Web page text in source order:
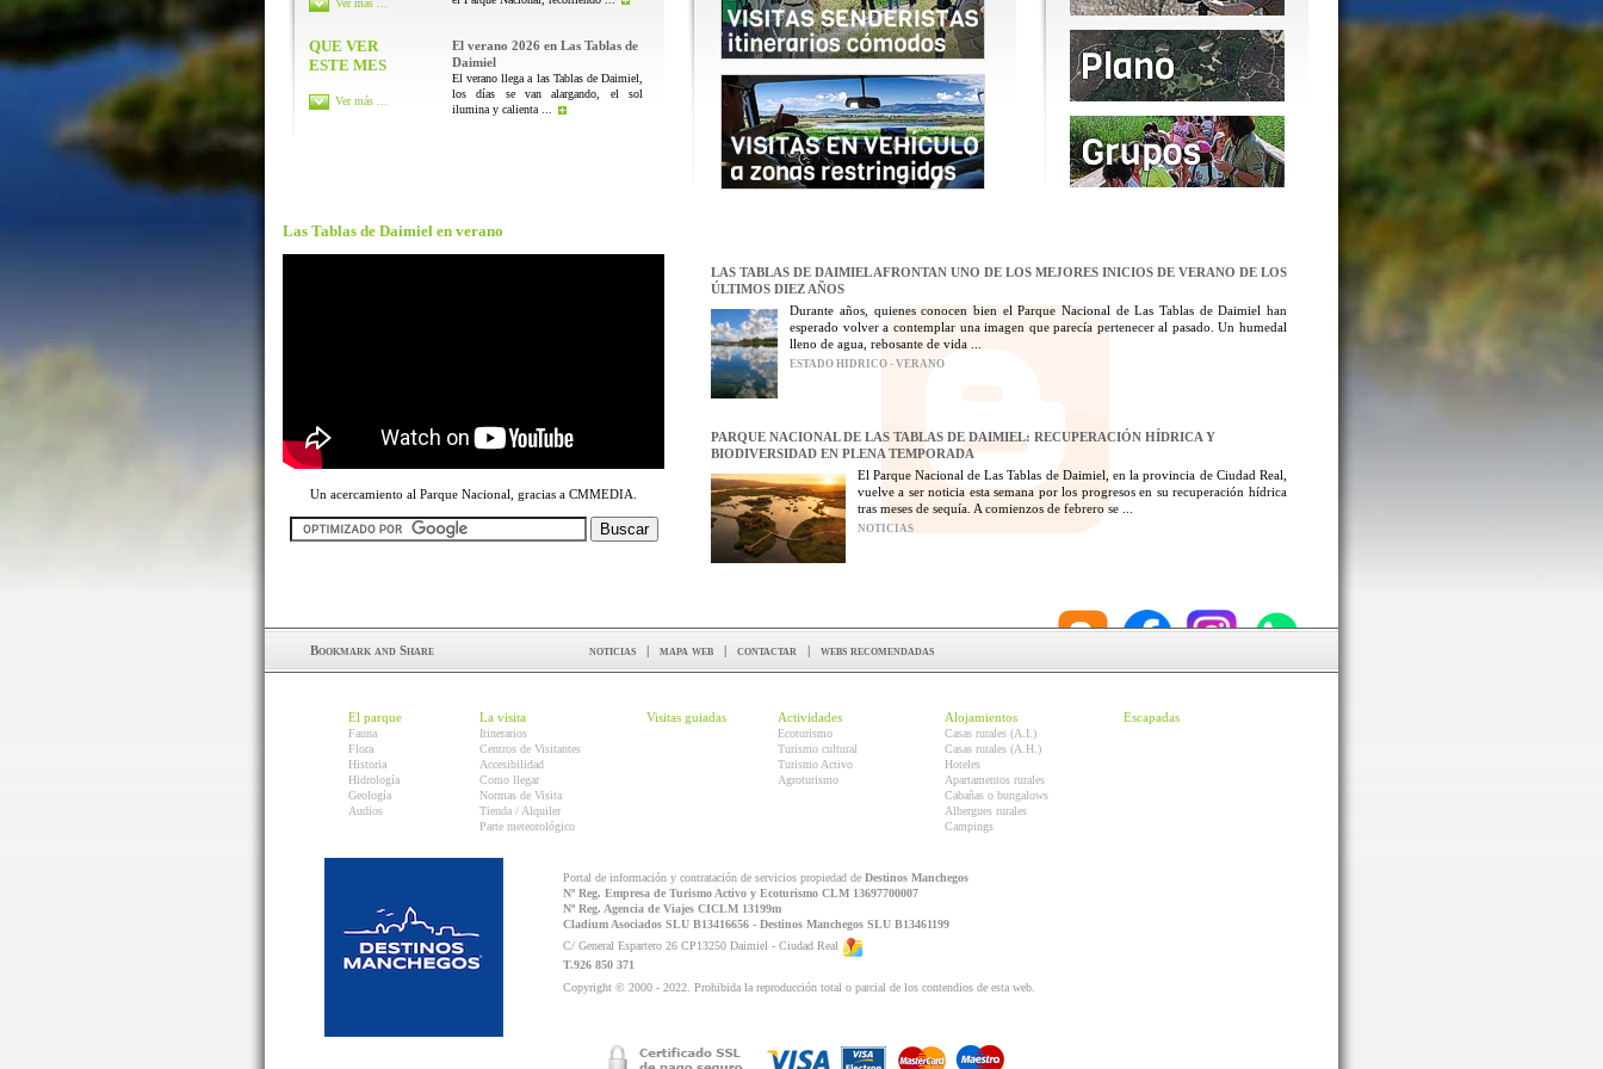
Ver más ...
QUE VER
ESTE MES
El verano 2026 en Las Tablas de
Daimiel
El verano llega a las Tablas de Daimiel,
los días se van alargando, el sol
ilumina y calienta ...
Ver más ...
Las Tablas de Daimiel en verano
Un acercamiento al Parque Nacional, gracias a CMMEDIA.
LAS TABLAS DE DAIMIEL AFRONTAN UNO DE LOS MEJORES INICIOS DE VERANO DE LOS
ÚLTIMOS DIEZ AÑOS
Durante años, quienes conocen bien el Parque Nacional de Las Tablas de Daimiel han
esperado volver a contemplar una imagen que parecía pertenecer al pasado. Un humedal
lleno de agua, rebosante de vida ...
ESTADO HIDRICO - VERANO
PARQUE NACIONAL DE LAS TABLAS DE DAIMIEL: RECUPERACIÓN HÍDRICA Y
BIODIVERSIDAD EN PLENA TEMPORADA
El Parque Nacional de Las Tablas de Daimiel, en la provincia de Ciudad Real,
vuelve a ser noticia esta semana por los progresos en su recuperación hídrica
tras meses de sequía. A comienzos de febrero se ...
NOTICIAS
noticias | mapa web | contactar | webs recomendadas
El parque
Fauna
Flora
Historia
Hidrología
Geología
Audios
La visita
Itinerarios
Centros de Visitantes
Accesibilidad
Como llegar
Normas de Visita
Tienda / Alquiler
Parte meteorológico
Visitas guiadas Actividades
Ecoturismo
Turismo cultural
Turismo Activo
Agroturismo
Alojamientos
Casas rurales (A.I.)
Casas rurales (A.H.)
Hoteles
Apartamentos rurales
Cabañas o bungalows
Albergues rurales
Campings
Escapadas
Portal de información y contratación de servicios propiedad de Destinos Manchegos
Nº Reg. Empresa de Turismo Activo y Ecoturismo CLM 13697700007
Nº Reg. Agencia de Viajes CICLM 13199m
Cladium Asociados SLU B13416656 - Destinos Manchegos SLU B13461199
C/ General Espartero 26 CP13250 Daimiel - Ciudad Real
T.926 850 371
Copyright © 2000 - 2022. Prohibida la reproducción total o parcial de los contendios de esta web.